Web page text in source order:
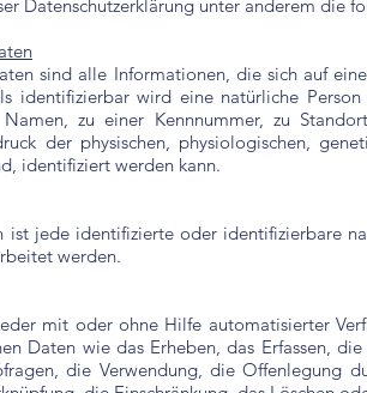
Datenschutzerklärung unter anderem die
sind alle Informationen, die sich auf
identifizierbar wird eine natürliche
zu einer Kennnummer, zu
der physischen, physiologischen,
identifiziert werden kann.
ist jede identifizierte oder identifizierbare
werden.
mit oder ohne Hilfe automatisierter
Daten wie das Erheben, das Erfassen,
die Verwendung, die Offenlegung